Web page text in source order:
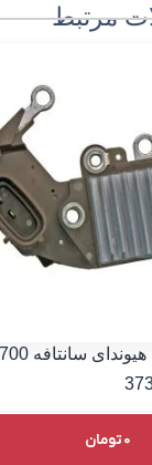
مرتبط
آفتامات دینام هیوندای
0تومان